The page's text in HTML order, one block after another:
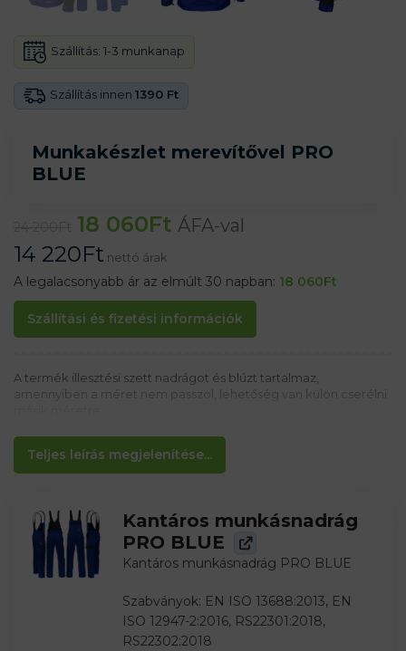
Munkakészlet merevítővel PRO
BLUE
Szállítás innen 1390 Ft
Szállítás: 1-3 munkanap
18 060Ft ÁFA-val
14 220Ft nettó árak
A legalacsonyabb ár az elmúlt 30 napban: 18 060Ft
Szállítási és fizetési információk
Teljes leírás megjelenítése...
A termék illesztési szett nadrágot és blúzt tartalmaz,
amennyiben a méret nem passzol, lehetőség van külön cserélni
Kantáros munkásnadrág
PRO BLUE
Kantáros munkásnadrág PRO BLUE
Szabványok: EN ISO 13688:2013, EN
ISO 12947-2:2016, RS22301:2018,
RS22302:2018